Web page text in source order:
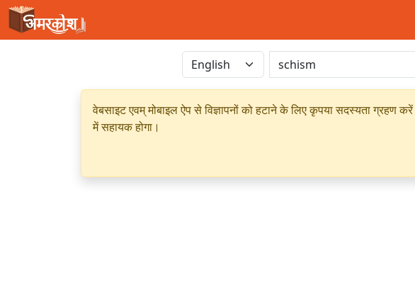
वेबसाइट एवम् मोबाइल ऐप से विज्ञापनों को हटाने के लिए कृपया सदस्यता ग्रहण
में सहायक होगा।